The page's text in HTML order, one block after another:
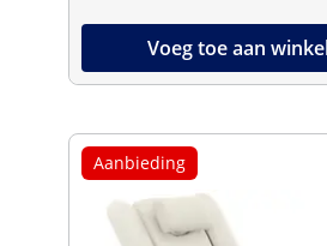
Voeg toe aan
Aanbieding